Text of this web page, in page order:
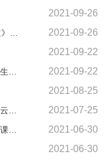
2021-09-26
2021-09-26
2021-09-22
2021-09-22
2021-08-25
2021-07-25
2021-06-30
2021-06-30